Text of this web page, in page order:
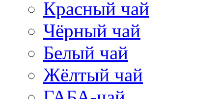
Красный чай
Чёрный чай
Белый чай
Жёлтый чай